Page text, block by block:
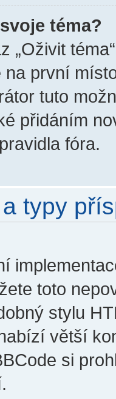
téma?
„Oživit
první
tuto
přidáním
fóra.
typy
toto
stylu
větší
si